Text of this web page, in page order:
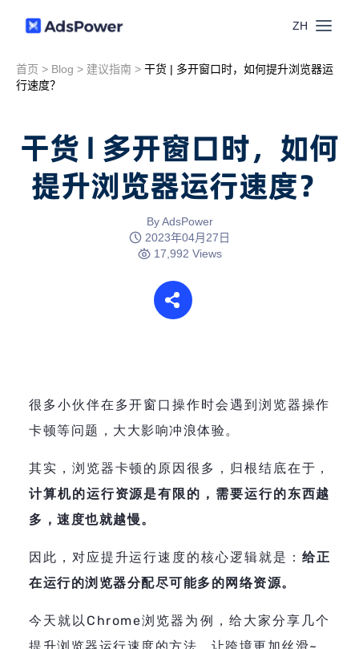
ZH
功能
窗口同步
团队协作
云手机
账号安全
联盟营销
网络爬虫
流量套利
票务管理
SEO & SERP
资源
RPA模板
推广返现
首页 > Blog > 建议指南 > 干货 | 多开窗口时，如何提升浏览器运
行速度？
干货 | 多开窗口时，如何
提升浏览器运行速度？
By AdsPower
2023年04月27日
17,992 Views
很多小伙伴在多开窗口操作时会遇到浏览器操作
卡顿等问题，大大影响冲浪体验。
其实，浏览器卡顿的原因很多，归根结底在于，
计算机的运行资源是有限的，需要运行的东西越
多，速度也就越慢。
因此，对应提升运行速度的核心逻辑就是： 给正
在运行的浏览器分配尽可能多的网络资源。
今天就以Chrome浏览器为例，给大家分享几个